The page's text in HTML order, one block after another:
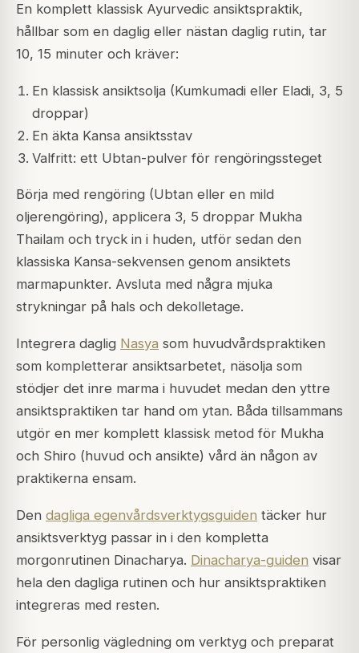
En komplett klassisk Ayurvedic ansiktspraktik,
hållbar som en daglig eller nästan daglig rutin, tar
10, 15 minuter och kräver:
En klassisk ansiktsolja (Kumkumadi eller Eladi, 3, 5
droppar)
En äkta Kansa ansiktsstav
Valfritt: ett Ubtan-pulver för rengöringssteget
Börja med rengöring (Ubtan eller en mild
oljerengöring), applicera 3, 5 droppar Mukha
Thailam och tryck in i huden, utför sedan den
klassiska Kansa-sekvensen genom ansiktets
marmapunkter. Avsluta med några mjuka
strykningar på hals och dekolletage.
Integrera daglig Nasya som huvudvårdspraktiken
som kompletterar ansiktsarbetet, näsolja som
stödjer det inre marma i huvudet medan den yttre
ansiktspraktiken tar hand om ytan. Båda tillsammans
utgör en mer komplett klassisk metod för Mukha
och Shiro (huvud och ansikte) vård än någon av
praktikerna ensam.
Den dagliga egenvårdsverktygsguiden täcker hur
ansiktsverktyg passar in i den kompletta
morgonrutinen Dinacharya. Dinacharya-guiden visar
hela den dagliga rutinen och hur ansiktspraktiken
integreras med resten.
För personlig vägledning om verktyg och preparat